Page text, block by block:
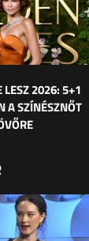
LESZ 2026: 5+1
A SZÍNÉSZNŐT